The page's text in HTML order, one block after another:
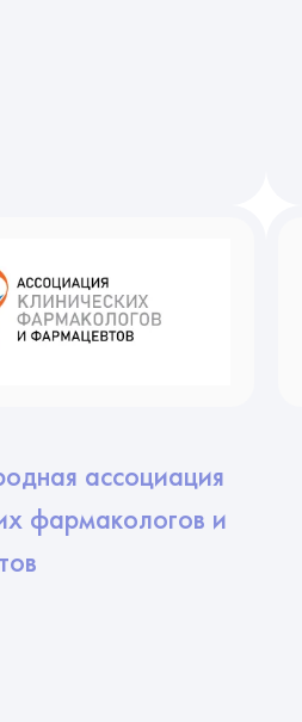
ассоциация
фармакологов и